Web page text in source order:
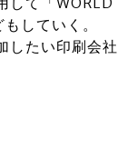
していく。
したい印刷会社